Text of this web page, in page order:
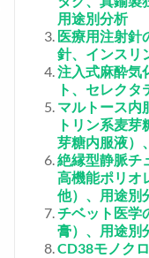
用途別分析
医療用注射針
針、インスリ
注入式麻酔気
ト、セレク
マルトース内
トリン系麦
芽糖内服液）
絶縁型静脈チ
高機能ポリオ
他）、用途別
チベット医学
膏）、用途別
CD38モノク